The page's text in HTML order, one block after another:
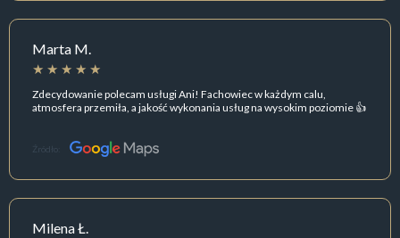
Marta M.
Zdecydowanie polecam usługi Ani! Fachowiec w każdym calu,
atmosfera przemiła, a jakość wykonania usług na wysokim poziomie 👍
Źródło:
Milena Ł.